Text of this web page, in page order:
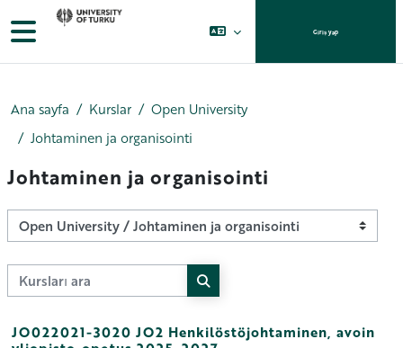
Ana içeriğe git
Yan panel Giriş yap
Ana sayfa Kurslar
Open University
Johtaminen ja organisointi
Johtaminen ja organisointi
Kurs Kategorileri
Kursları ara
Kursları ara
JO022021-3020 JO2 Henkilöstöjohtaminen, avoin